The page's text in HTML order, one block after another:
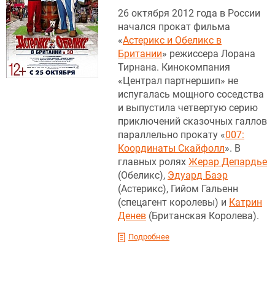
26 октября 2012 года в России
начался прокат фильма
«Астерикс и Обеликс в
Британии» режиссера Лорана
Тирнана. Кинокомпания
«Централ партнершип» не
испугалась мощного соседства
и выпустила четвертую серию
приключений сказочных галлов
параллельно прокату «007:
Координаты Скайфолл». В
главных ролях Жерар Депардье
(Обеликс), Эдуард Баэр
(Астерикс), Гийом Гальенн
(спецагент королевы) и Катрин
Денев (Британская Королева).
Подробнее